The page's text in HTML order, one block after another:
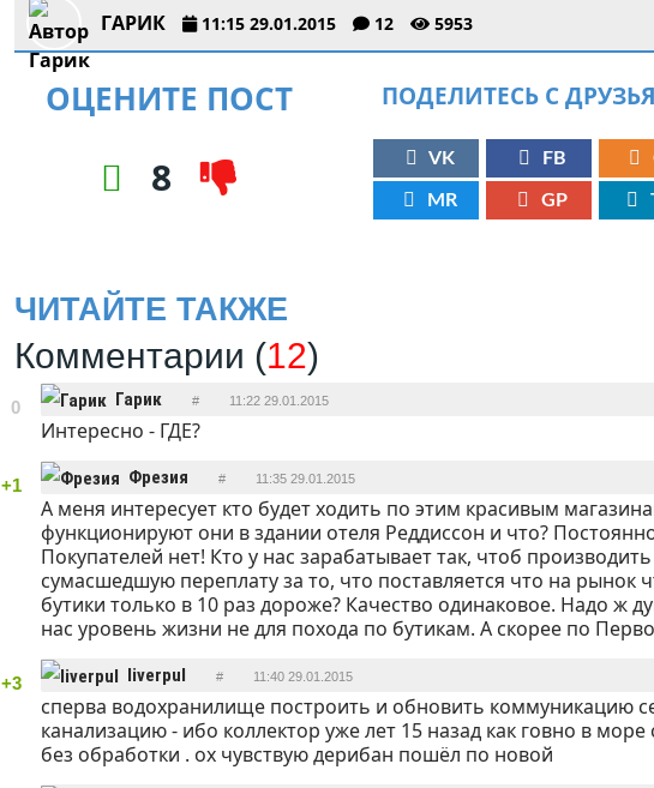
ГАРИК 11:15 29.01.2015 12 5953
ОЦЕНИТЕ ПОСТ
8
ПОДЕЛИТЕСЬ С
VK FB
MR GP
ЧИТАЙТЕ ТАКЖЕ
Комментарии (12)
0 Гарик # 11:22 29.01.2015
Интересно - ГДЕ?
+1 Фрезия # 11:35 29.01.2015
А меня интересует кто будет ходить по этим красивым
функционируют они в здании отеля Реддиссон и что?
Покупателей нет! Кто у нас зарабатывает так, чтоб
сумасшедшую переплату за то, что поставляется что на рынок
бутики только в 10 раз дороже? Качество одинаковое. Надо ж
нас уровень жизни не для похода по бутикам. А скорее по
+3 liverpul # 11:40 29.01.2015
сперва водохранилище построить и обновить коммуникацию
канализацию - ибо коллектор уже лет 15 назад как говно в море
без обработки . ох чувствую дерибан пошёл по новой